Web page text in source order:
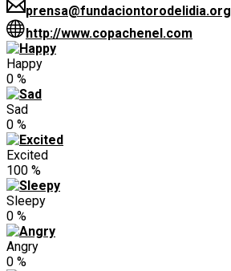
prensa@fundaciontorodelidia.org
http://www.copachenel.com
Happy
0 %
Sad
0 %
Excited
100 %
Sleepy
0 %
Angry
0 %